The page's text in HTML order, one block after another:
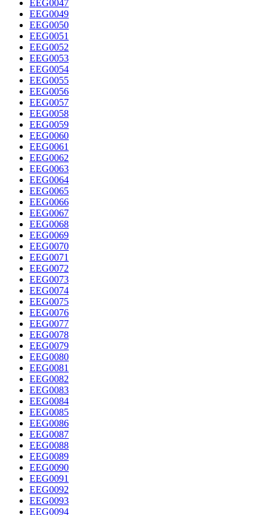
EEG0047
EEG0049
EEG0050
EEG0051
EEG0052
EEG0053
EEG0054
EEG0055
EEG0056
EEG0057
EEG0058
EEG0059
EEG0060
EEG0061
EEG0062
EEG0063
EEG0064
EEG0065
EEG0066
EEG0067
EEG0068
EEG0069
EEG0070
EEG0071
EEG0072
EEG0073
EEG0074
EEG0075
EEG0076
EEG0077
EEG0078
EEG0079
EEG0080
EEG0081
EEG0082
EEG0083
EEG0084
EEG0085
EEG0086
EEG0087
EEG0088
EEG0089
EEG0090
EEG0091
EEG0092
EEG0093
EEG0094